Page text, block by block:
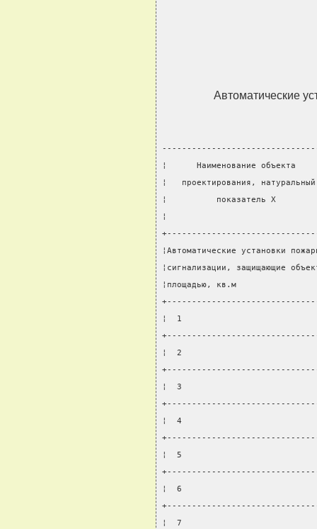
Автоматические
¦      Наименование объекта
¦   проектирования,
¦          показатель X
¦                                 ¦
¦Автоматические
¦сигнализации,
¦площадью, кв.м
¦  1
¦  2
¦  3
¦  4
¦  5
¦  6
¦  7